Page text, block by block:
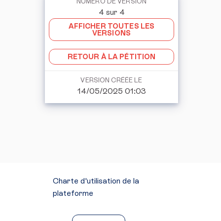
4 sur 4
AFFICHER TOUTES LES
VERSIONS
RETOUR À LA PÉTITION
VERSION CRÉÉE LE
14/05/2025 01:03
Charte d'utilisation de la
plateforme
Conditions générales d'utilisation